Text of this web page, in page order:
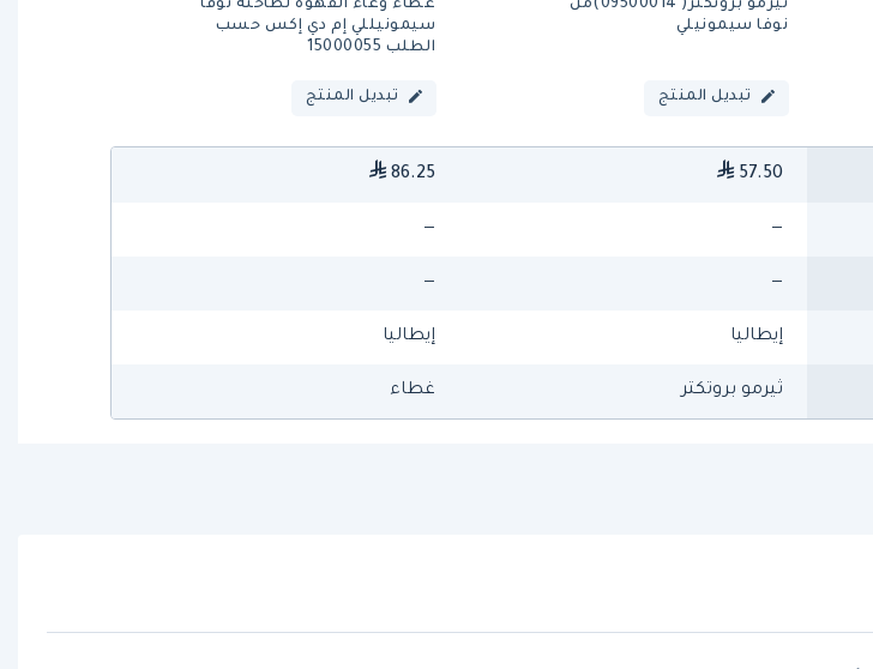
ثيرمو بروتكتر( 09500014)من
نوفا سيمونيلي
تبديل المنتج
غطاء وعاء القهوة لطاحنة نوفا
سيمونيللي إم دي إكس حسب
الطلب 15000055
تبديل المنتج
57.50
86.25
—
—
—
—
إيطاليا إيطاليا
ثيرمو بروتكتر غطاء